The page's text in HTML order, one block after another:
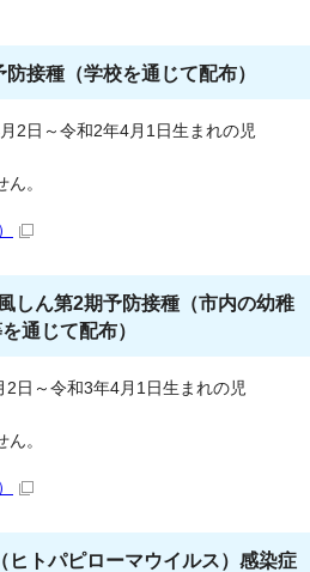
接種（学校を通じて配布）
2日～令和2年4月1日生まれの児
。
ん第2期予防接種（市内の幼稚
通じて配布）
日～令和3年4月1日生まれの児
。
トパピローマウイルス）感染症